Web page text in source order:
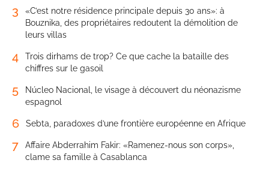
3
«C’est notre résidence principale depuis 30 ans»: à
Bouznika, des propriétaires redoutent la démolition de
leurs villas
4
Trois dirhams de trop? Ce que cache la bataille des
chiffres sur le gasoil
5
Núcleo Nacional, le visage à découvert du néonazisme
espagnol
6 Sebta, paradoxes d’une frontière européenne en Afrique
7
Affaire Abderrahim Fakir: «Ramenez-nous son corps»,
clame sa famille à Casablanca